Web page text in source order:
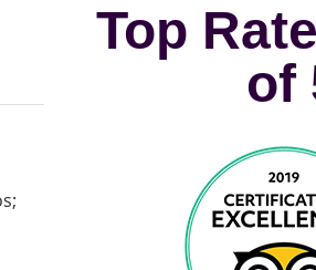
Top
of